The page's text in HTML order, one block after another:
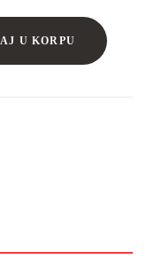
U KORPU